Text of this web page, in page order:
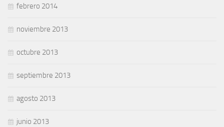
febrero 2014
noviembre 2013
octubre 2013
septiembre 2013
agosto 2013
junio 2013